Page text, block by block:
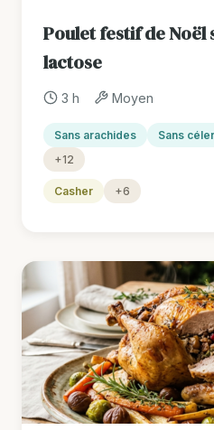
Poulet festif de Noël
lactose
3 h Moyen
Sans arachides Sans
+12
Casher +6